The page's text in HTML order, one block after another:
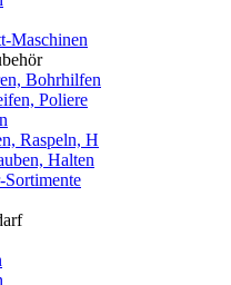
Maschinen
Bohrhilfen
Poliere
Raspeln, H
Halten
Sortimente